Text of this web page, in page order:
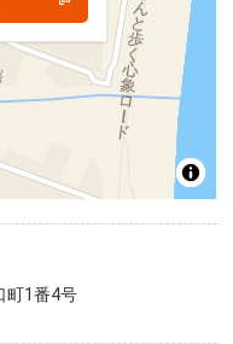
町1番4号